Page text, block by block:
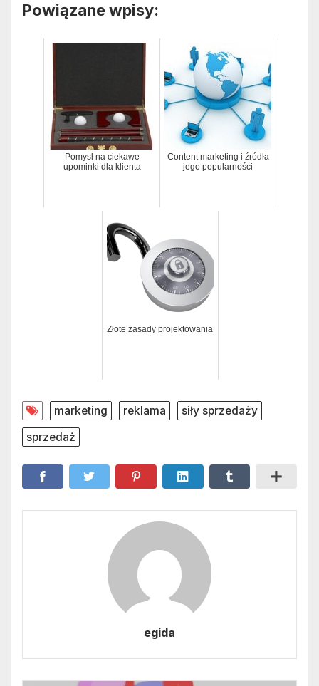
Powiązane wpisy:
Pomysł na ciekawe
upominki dla klienta
Content marketing i źródła
jego popularności
Złote zasady projektowania
marketing reklama
siły sprzedaży
sprzedaż
egida